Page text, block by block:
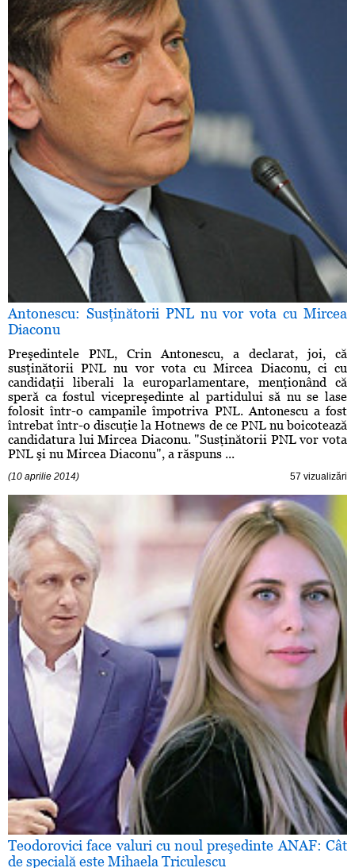
Antonescu: Susţinătorii PNL nu vor vota cu Mircea
Diaconu
Preşedintele PNL, Crin Antonescu, a declarat, joi, că
susţinătorii PNL nu vor vota cu Mircea Diaconu, ci cu
candidaţii liberali la europarlamentare, menţionând că
speră ca fostul vicepreşedinte al partidului să nu se lase
folosit într-o campanile împotriva PNL. Antonescu a fost
întrebat într-o discuţie la Hotnews de ce PNL nu boicotează
candidatura lui Mircea Diaconu. "Susţinătorii PNL vor vota
PNL şi nu Mircea Diaconu", a răspuns ...
(10 aprilie 2014) 57 vizualizări
Teodorovici face valuri cu noul preşedinte ANAF: Cât
de specială este Mihaela Triculescu